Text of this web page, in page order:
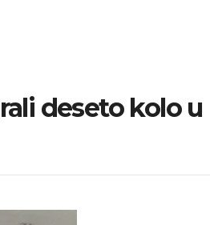
deseto kolo u